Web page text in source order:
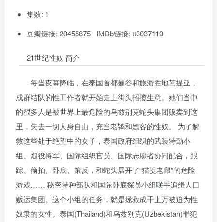
集数: 1
豆瓣链接: 20458875 IMDb链接: tt3037110
21世纪性奴 简介
每当夜幕降临，在泰国首都曼谷和旅游胜地芭提亚，
成群结队的性工作者就开始走上街头招揽生意。她们当中
的很多人是被世界上最危险的乌兹别克蛇头集团贩卖到这
里，失去一切人身自由，充当老鸨和嫖客的性奴。 为了解
救这些处于绝望中的女子，泰国政府组织的武装特勤小
组、煺役将军、国际组织官员、国际志愿者协同配合，跟
踪、偷拍、卧底、策反，和蛇头展开了“猫捉老鼠”的危险
游戏…… 秘密特种部队和国际卧底探员小组联手追缉人口
贩运集团。这个小组的任务，就是拯救成千上万被迫为性
奴隶的女性。泰国(Thailand)和乌兹别克(Uzbekistan)罪犯